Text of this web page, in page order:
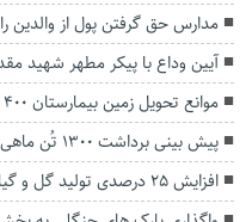
مدارس حق گرفتن پول از والدین را
آیین وداع با پیکر مطهر شهید
موانع تحویل زمین بیمارستان ۴۰۰ تخت‌خوابی گنبدکاووس برطرف شود
پیش بینی برداشت ۱۳۰۰ تُن ماهی استخوانی از خزر در سواحل گلستان
افزایش ۲۵ درصدی تولید گل و گیاه زینتی در گلستان